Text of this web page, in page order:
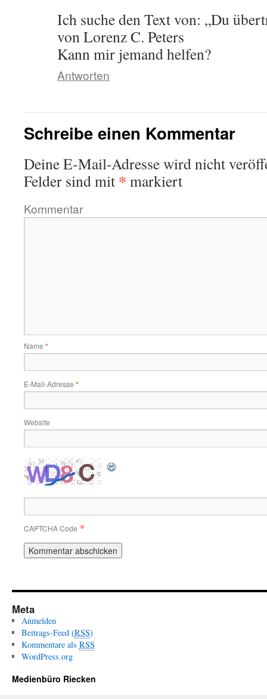
Ich suche den Text von: „Du
von Lorenz C. Peters
Kann mir jemand helfen?
Antworten
Schreibe einen Kommentar
Deine E-Mail-Adresse wird nicht
Felder sind mit * markiert
Kommentar
Name *
E-Mail-Adresse *
Website
CAPTCHA Code *
Meta
Anmelden
Beitrags-Feed (RSS)
Kommentare als RSS
WordPress.org
Medienbüro Riecken